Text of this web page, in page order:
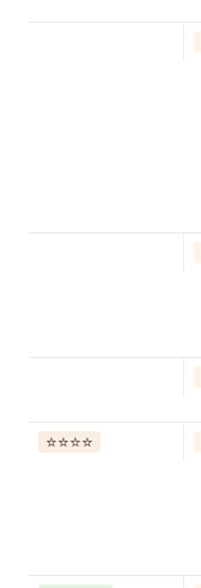
⭐️⭐️⭐️⭐️